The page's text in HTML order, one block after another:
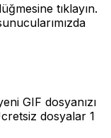
tıklayın.
GIF dosyanızı
dosyalar 1